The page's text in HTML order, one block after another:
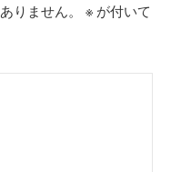
りません。 ※ が付いて